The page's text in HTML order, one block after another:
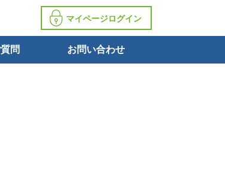
マイページログイン
問 お問い合わせ